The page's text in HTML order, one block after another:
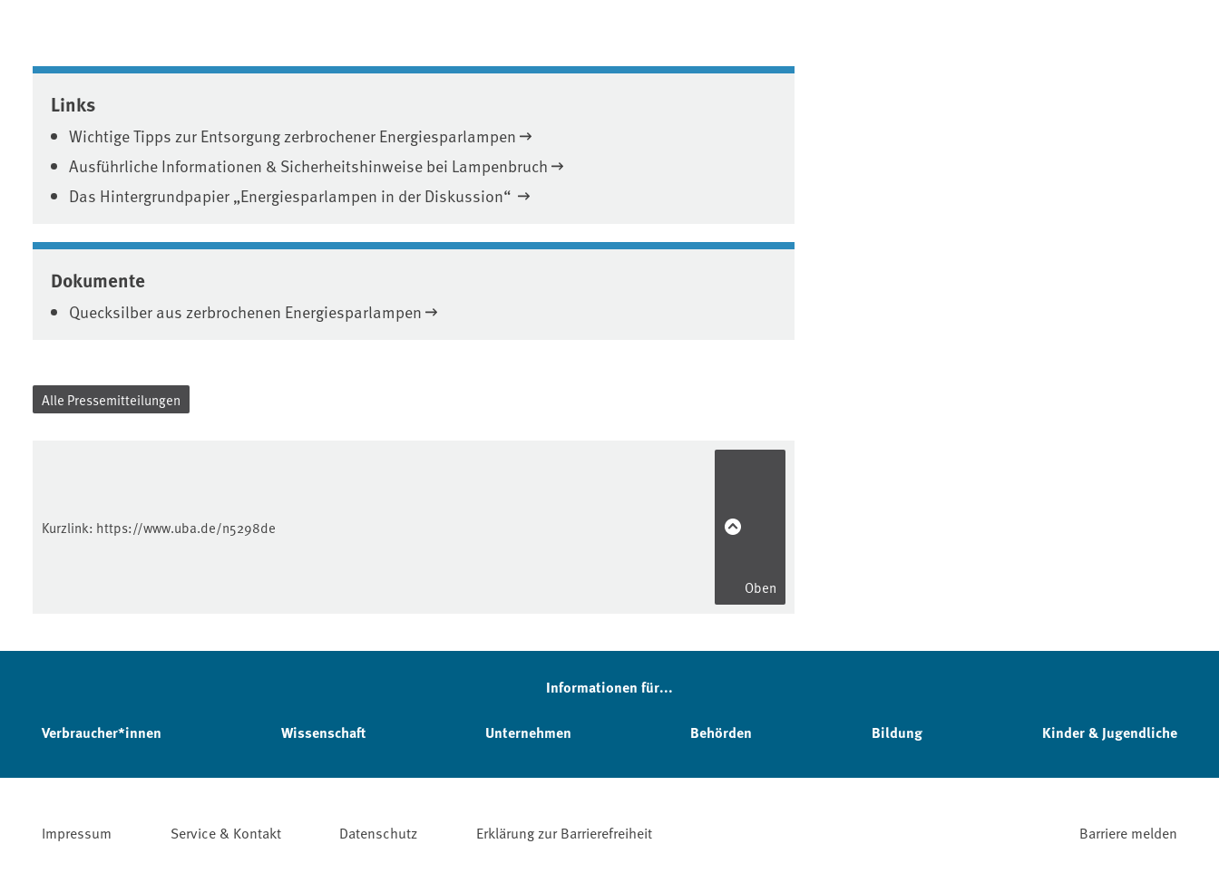
Associated content
Links
Wichtige Tipps zur Entsorgung zerbrochener Energiesparlampen
Ausführliche Informationen & Sicherheitshinweise bei Lampenbruch
Das Hintergrundpapier „Energiesparlampen in der Diskussion“
Dokumente
Quecksilber aus zerbrochenen Energiesparlampen
Alle Pressemitteilungen
Kurzlink: https://www.uba.de/n5298de
Oben
Informationen für...
Verbraucher*innen Wissenschaft Unternehmen Behörden Bildung Kinder & Jugendliche
Impressum Service & Kontakt Datenschutz Erklärung zur Barrierefreiheit Barriere melden